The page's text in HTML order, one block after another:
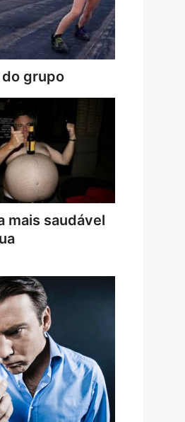
do grupo
mais saudável